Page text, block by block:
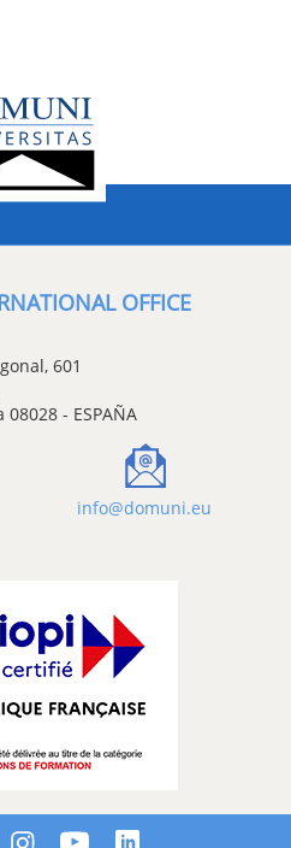
OFFICE
601
08028 - ESPAÑA
info@domuni.eu